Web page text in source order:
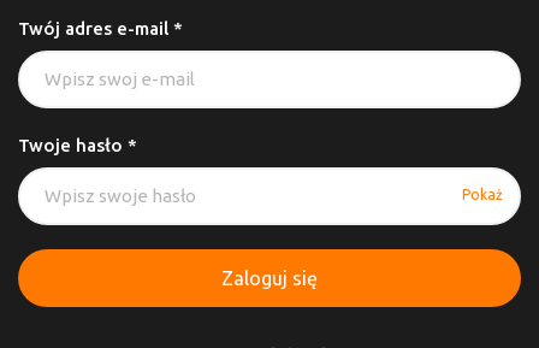
Twój adres e-mail *
Twoje hasło *
Pokaż
Zaloguj się